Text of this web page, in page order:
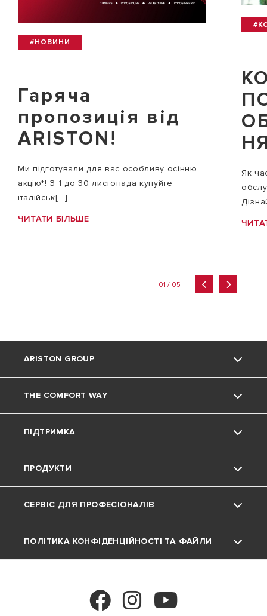
#НОВИНИ
Гаряча
пропозиція від
ARISTON!
Ми підготували для вас особливу осінню
акцію*! З 1 до 30 листопада купуйте
італійськ[...]
ЧИТАТИ БІЛЬШЕ
Як
01 / 05
ARISTON GROUP
Про нас
Група
Кар'єра
Фінансова звітність
THE COMFORT WAY
Навколишнє середовище
ПІДТРИМКА
Підтримка
Матеріали для завантаження
FAQ
ПРОДУКТИ
Газові котли
Водонагрівачі
СЕРВІС ДЛЯ ПРОФЕСІОНАЛІВ
Програма MyAriston
ПОЛІТИКА КОНФІДЕНЦІЙНОСТІ ТА ФАЙЛИ